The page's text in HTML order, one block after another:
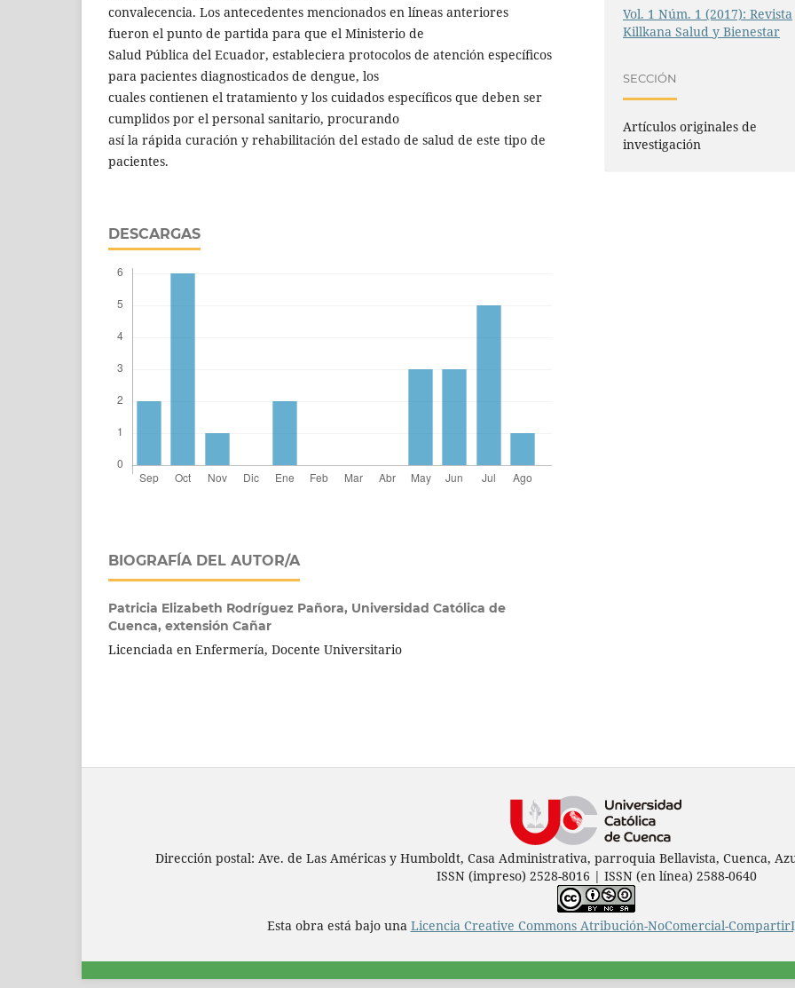
convalecencia. Los antecedentes mencionados en líneas anteriores
fueron el punto de partida para que el Ministerio de
Salud Pública del Ecuador, estableciera protocolos de atención especíﬁcos
para pacientes diagnosticados de dengue, los
cuales contienen el tratamiento y los cuidados especíﬁcos que deben ser
cumplidos por el personal sanitario, procurando
así la rápida curación y rehabilitación del estado de salud de este tipo de
pacientes.
DESCARGAS
BIOGRAFÍA DEL AUTOR/A
Patricia Elizabeth Rodríguez Pañora, Universidad Católica de
Cuenca, extensión Cañar
Licenciada en Enfermería, Docente Universitario
Vol. 1 Núm. 1 (2017): Revista
Killkana Salud y Bienestar
SECCIÓN
Artículos originales de
investigación
Dirección postal: Ave. de Las Américas y Humboldt, Casa Administrativa, parroquia Bellavista, Cuenca,
ISSN (impreso) 2528-8016 | ISSN (en línea) 2588-0640
Esta obra está bajo una Licencia Creative Commons Atribución-NoComercial-